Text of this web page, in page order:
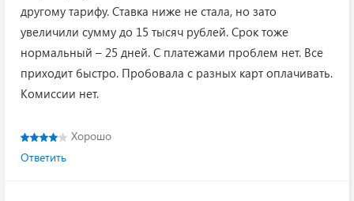
другому тарифу. Ставка ниже не стала, но зато
увеличили сумму до 15 тысяч рублей. Срок тоже
нормальный – 25 дней. С платежами проблем нет. Все
приходит быстро. Пробовала с разных карт оплачивать.
Комиссии нет.
Хорошо
Ответить